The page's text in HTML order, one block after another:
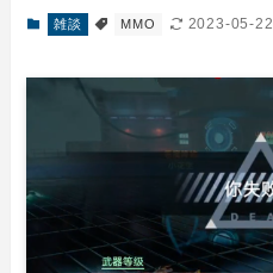
雑談 MMO 2023-05-22